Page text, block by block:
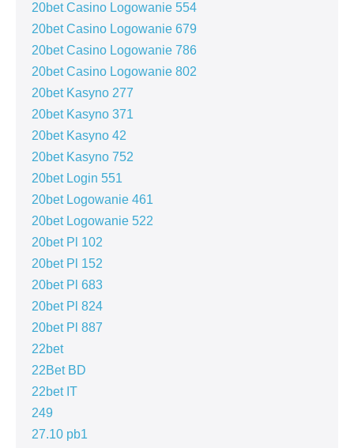
20bet Casino Logowanie 554
20bet Casino Logowanie 679
20bet Casino Logowanie 786
20bet Casino Logowanie 802
20bet Kasyno 277
20bet Kasyno 371
20bet Kasyno 42
20bet Kasyno 752
20bet Login 551
20bet Logowanie 461
20bet Logowanie 522
20bet Pl 102
20bet Pl 152
20bet Pl 683
20bet Pl 824
20bet Pl 887
22bet
22Bet BD
22bet IT
249
27.10 pb1